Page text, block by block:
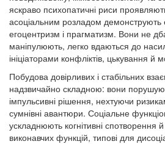
яскраво психопатичні риси
асоціальним розладом демонструють
егоцентризм і прагматизм. Вони не
маніпулюють, легко вдаються до
ініціаторами конфліктів, цькування й
Побудова довірливих і стабільних
надзвичайно складною: вони
імпульсивні рішення, нехтуючи
сумнівні авантюри. Соціальне
ускладнюють когнітивні спотворення
виконавчих функцій, типові для